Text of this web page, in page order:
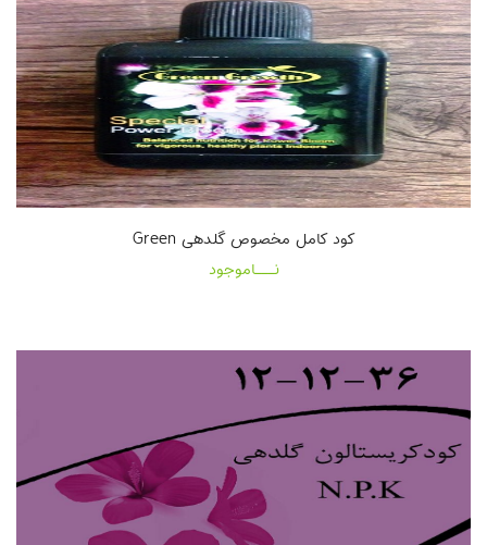
کود کامل مخصوص گلدهی Green
نـــاموجود